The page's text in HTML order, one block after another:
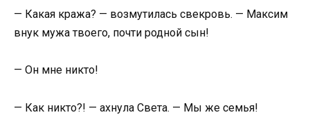
— Какая кража? — возмутилась свекровь. — Максим
внук мужа твоего, почти родной сын!
— Он мне никто!
— Как никто?! — ахнула Света. — Мы же семья!